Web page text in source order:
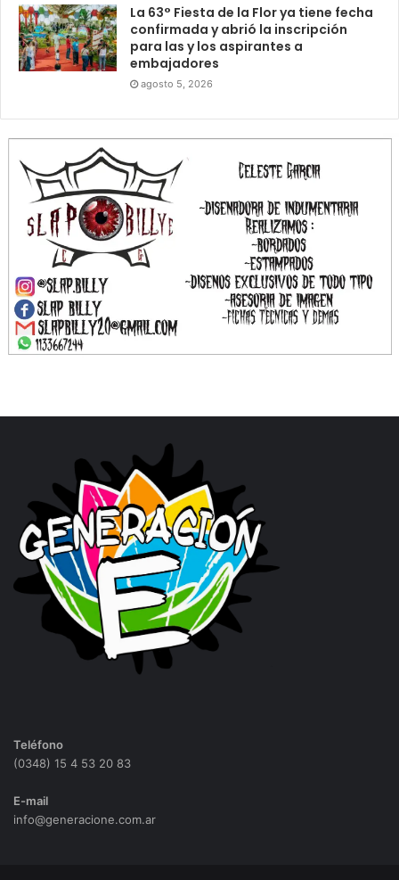
La 63° Fiesta de la Flor ya tiene fecha
confirmada y abrió la inscripción
para las y los aspirantes a
embajadores
agosto 5, 2026
Teléfono
(0348) 15 4 53 20 83
E-mail
info@generacione.com.ar